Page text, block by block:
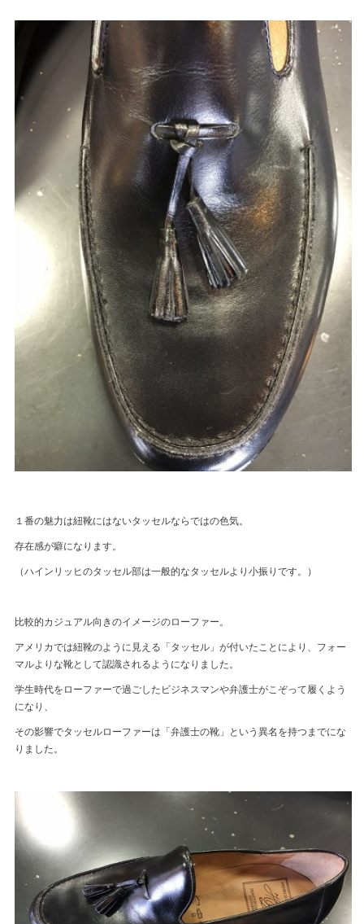
１番の魅力は紐靴にはないタッセルならではの色気。
存在感が癖になります。
（ハインリッヒのタッセル部は一般的なタッセルより小振りです。）
比較的カジュアル向きのイメージのローファー。
アメリカでは紐靴のように見える「タッセル」が付いたことにより、フォー
マルよりな靴として認識されるようになりました。
学生時代をローファーで過ごしたビジネスマンや弁護士がこぞって履くよう
になり、
その影響でタッセルローファーは「弁護士の靴」という異名を持つまでにな
りました。